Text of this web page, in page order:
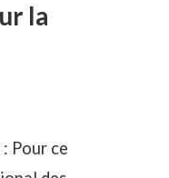
la
Pour ce